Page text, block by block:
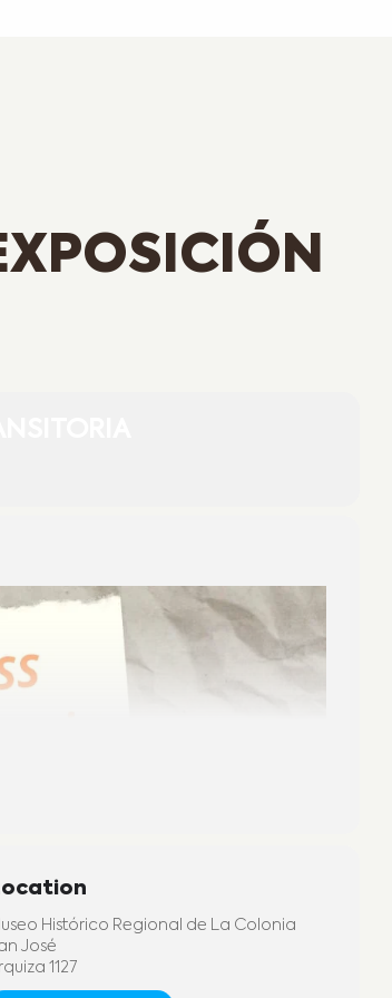
Histórico Regional de La Colonia
José
1127